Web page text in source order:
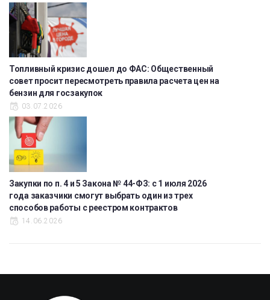
Топливный кризис дошел до ФАС: Общественный
совет просит пересмотреть правила расчета цен на
бензин для госзакупок
03.07.2026
Закупки по п. 4 и 5 Закона № 44-ФЗ: с 1 июля 2026
года заказчики смогут выбрать один из трех
способов работы с реестром контрактов
14.06.2026